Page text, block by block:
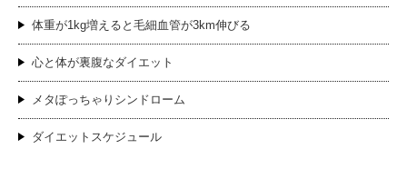
体重が1kg増えると毛細血管が3km伸びる
心と体が裏腹なダイエット
メタぽっちゃりシンドローム
ダイエットスケジュール